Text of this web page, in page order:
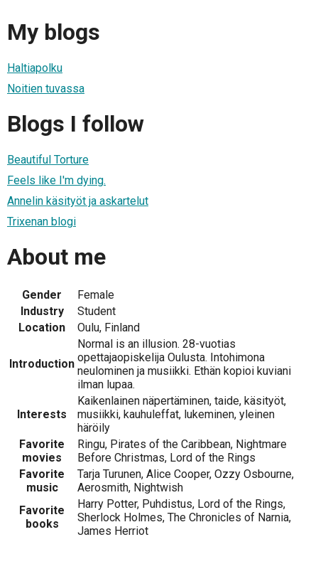
My blogs
Haltiapolku
Noitien tuvassa
Blogs I follow
Beautiful Torture
Feels like I'm dying.
Annelin käsityöt ja askartelut
Trixenan blogi
About me
Gender
Female
Industry
Student
Location
Oulu, Finland
Introduction
Normal is an illusion. 28-vuotias
opettajaopiskelija Oulusta. Intohimona
neulominen ja musiikki. Ethän kopioi kuviani
ilman lupaa.
Interests
Kaikenlainen näpertäminen, taide, käsityöt,
musiikki, kauhuleffat, lukeminen, yleinen
häröily
Favorite
movies
Ringu, Pirates of the Caribbean, Nightmare
Before Christmas, Lord of the Rings
Favorite
music
Tarja Turunen, Alice Cooper, Ozzy Osbourne,
Aerosmith, Nightwish
Favorite
books
Harry Potter, Puhdistus, Lord of the Rings,
Sherlock Holmes, The Chronicles of Narnia,
James Herriot